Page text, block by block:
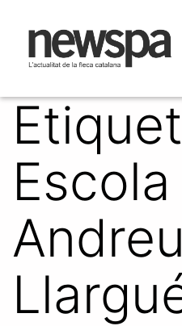
Escola
Andreu